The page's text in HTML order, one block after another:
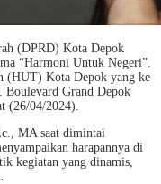
(DPRD) Kota Depok
“Harmoni Untuk Negeri”.
(HUT) Kota Depok yang ke
Boulevard Grand Depok
(26/04/2024).
MA saat dimintai
harapannya di
kegiatan yang dinamis,